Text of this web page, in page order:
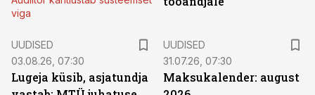
viga
UUDISED
03.08.26, 07:30
Lugeja küsib, asjatundja
UUDISED
31.07.26, 07:30
Maksukalender: august